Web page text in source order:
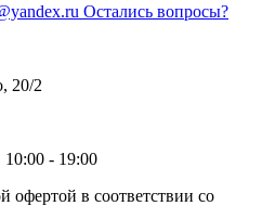
Остались вопросы?
20/2
- 19:00
офертой в соответствии со